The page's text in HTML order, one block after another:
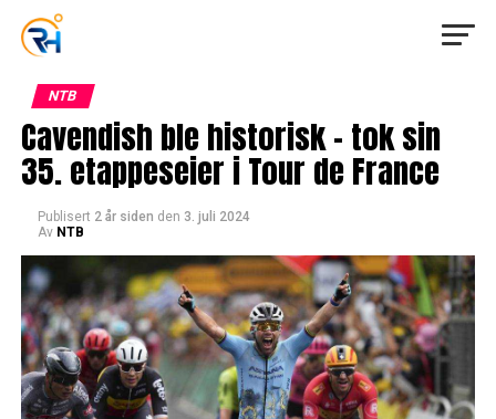
NTB
Cavendish ble historisk – tok sin
35. etappeseier i Tour de France
Publisert 2 år siden den 3. juli 2024
Av NTB